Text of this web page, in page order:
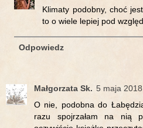
Klimaty podobny, choć
to o wiele lepiej pod
Odpowiedz
Małgorzata Sk. 5 maja
O nie, podobna do
razu spojrzałam na nią